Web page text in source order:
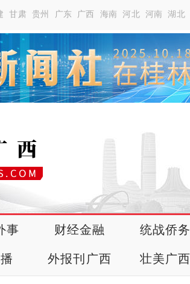
甘肃 贵州 广东 广西 海南 河北 河南 湖北
事 财经金融 统战侨务
外报刊广西 壮美广西